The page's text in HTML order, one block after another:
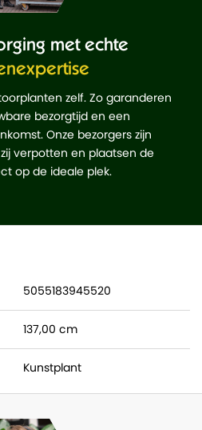
met echte
zelf. Zo garanderen
bezorgtijd en een
Onze bezorgers zijn
verpotten en plaatsen de
op de ideale plek.
5055183945520
137,00 cm
Kunstplant